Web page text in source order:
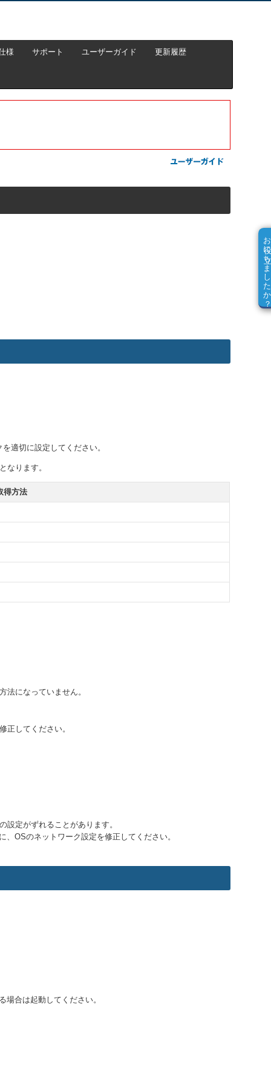
様 サポート ユーザーガイド 更新履歴
適切に設定してください。
なります。
得方法
法になっていません。
正してください。
設定がずれることがあります。
、OSのネットワーク設定を修正してください。
場合は起動してください。
お役に立